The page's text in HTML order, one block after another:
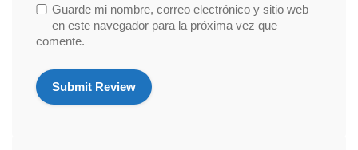
Guarde mi nombre, correo electrónico y sitio web
en este navegador para la próxima vez que
comente.